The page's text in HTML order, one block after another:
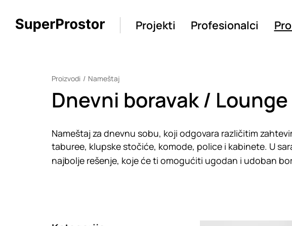
Projekti Profesionalci
Proizvodi Nameštaj
Dnevni boravak /
Nameštaj za dnevnu sobu, koji odgovara različitim
taburee, klupske stočiće, komode, police i kabinete. U
najbolje rešenje, koje će ti omogućiti ugodan i udoban